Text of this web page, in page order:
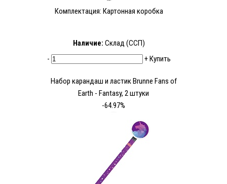
Комплектация: Картонная коробка
Наличие: Склад (ССП)
-
+Купить
Набор карандаш и ластик Brunne Fans of
Earth - Fantasy, 2 штуки
-64.97%